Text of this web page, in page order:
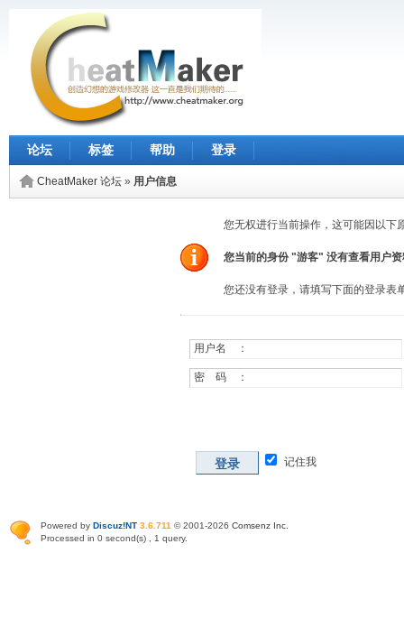
论坛 标签 帮助 登录
CheatMaker 论坛 » 用户信息
您无权进行当前操作，这可能因以下
您当前的身份 "游客" 没有查看用户
您还没有登录，请填写下面的登录表
用户名 ：
密 码 ：
登录 记住我
Powered by Discuz!NT 3.6.711 © 2001-2026 Comsenz Inc
Processed in 0 second(s) , 1 query.